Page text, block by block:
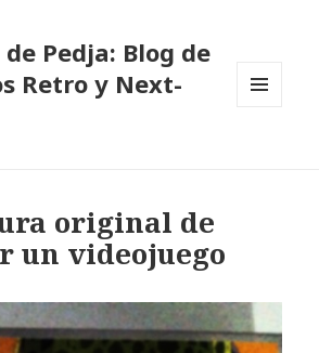
de Pedja: Blog de
Retro y Next-
original de
un videojuego